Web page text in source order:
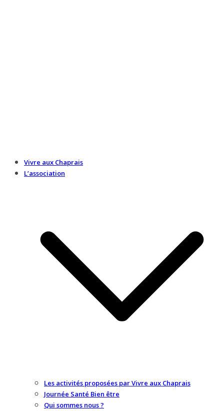
Vivre aux Chaprais
L’association
Les activités proposées par Vivre aux Chaprais
Journée Santé Bien être
Qui sommes nous ?